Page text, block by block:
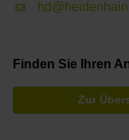
Finden Sie Ihren
Zur